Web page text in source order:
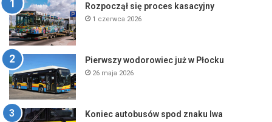
Rozpoczął się proces kasacyjny
1 czerwca 2026
Pierwszy wodorowiec już w Płocku
26 maja 2026
Koniec autobusów spod znaku lwa